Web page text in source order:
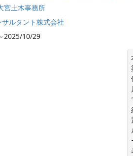
宮土木事務所
ルタント株式会社
2025/10/29